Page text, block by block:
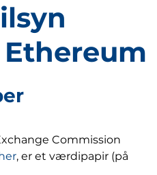
Commission
, er et værdipapir (på